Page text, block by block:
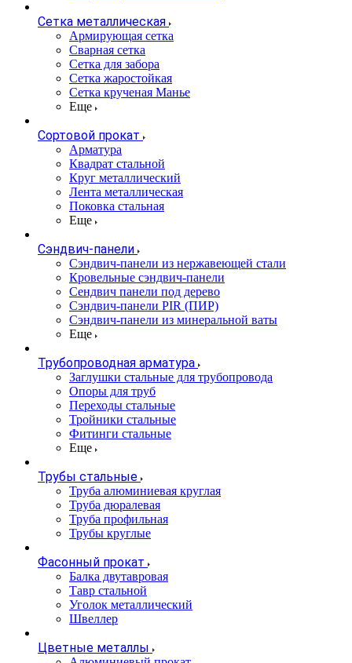
Сетка металлическая
Армирующая сетка
Сварная сетка
Сетка для забора
Сетка жаростойкая
Сетка крученая Манье
Еще
Сортовой прокат
Арматура
Квадрат стальной
Круг металлический
Лента металлическая
Поковка стальная
Еще
Сэндвич-панели
Cэндвич-панели из нержавеющей стали
Кровельные сэндвич-панели
Сендвич панели под дерево
Сэндвич-панели PIR (ПИР)
Сэндвич-панели из минеральной ваты
Еще
Трубопроводная арматура
Заглушки стальные для трубопровода
Опоры для труб
Переходы стальные
Тройники стальные
Фитинги стальные
Еще
Трубы стальные
Труба алюминиевая круглая
Труба дюралевая
Труба профильная
Трубы круглые
Фасонный прокат
Балка двутавровая
Тавр стальной
Уголок металлический
Швеллер
Цветные металлы